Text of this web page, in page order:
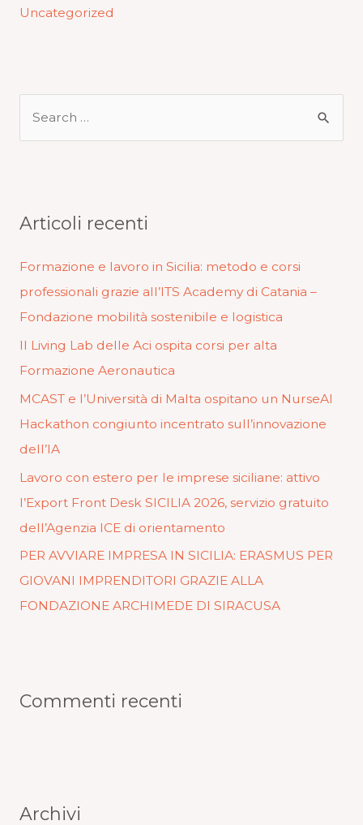
Uncategorized
Articoli recenti
Formazione e lavoro in Sicilia: metodo e corsi
professionali grazie all’ITS Academy di Catania –
Fondazione mobilità sostenibile e logistica
Il Living Lab delle Aci ospita corsi per alta
Formazione Aeronautica
MCAST e l’Università di Malta ospitano un NurseAI
Hackathon congiunto incentrato sull’innovazione
dell’IA
Lavoro con estero per le imprese siciliane: attivo
l’Export Front Desk SICILIA 2026, servizio gratuito
dell’Agenzia ICE di orientamento
PER AVVIARE IMPRESA IN SICILIA: ERASMUS PER
GIOVANI IMPRENDITORI GRAZIE ALLA
FONDAZIONE ARCHIMEDE DI SIRACUSA
Commenti recenti
Archivi